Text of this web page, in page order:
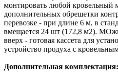
монтировать любой кровельный
дополнительных обрешетки
перевозке - при длине 6 м, в
вмещается 24 шт (172,8 м2).
вверх - готовая кассета для
устройство продуха с
Дополнительная комплектация: